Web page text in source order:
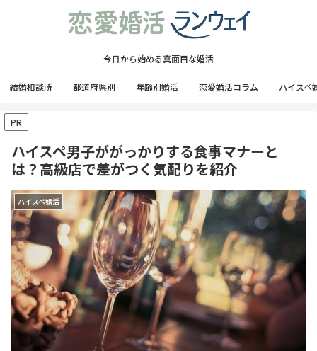
今日から始める真面目な婚活
結婚相談所 都道府県別 年齢別婚活 恋愛婚活コラム ハイスペ
PR
ハイスペ男子ががっかりする食事マナーと
は？高級店で差がつく気配りを紹介
ハイスペ婚活